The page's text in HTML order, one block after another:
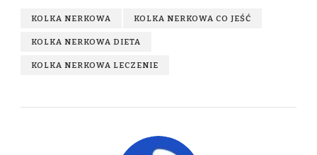
KOLKA NERKOWA KOLKA NERKOWA CO JEŚĆ
KOLKA NERKOWA DIETA
KOLKA NERKOWA LECZENIE